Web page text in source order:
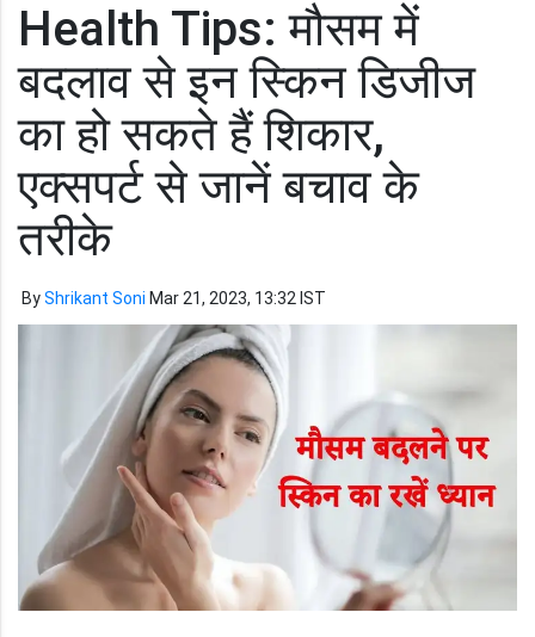
Health Tips: मौसम में
बदलाव से इन स्किन डिजीज
का हो सकते हैं शिकार,
एक्सपर्ट से जानें बचाव के
तरीके
ByShrikant Soni Mar 21, 2023, 13:32 IST